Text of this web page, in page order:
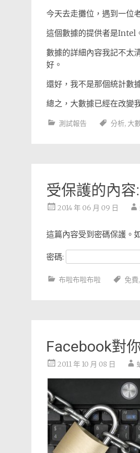
今天去走攤位，遇到一位
這個數據的提供者是Intel
數據的詳細內容我記不太
好。
還好，我不是那個統計數
總之，大數據已經在改變
測試報告 分析, 大
受保護的內
2014 年 06 月 09 日
這篇內容受到密碼保護。
密碼:
布啦布啦布啦 免費,
Facebook對
2011 年 10 月 08 日